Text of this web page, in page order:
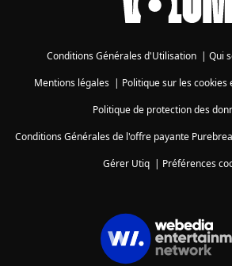
Conditions Générales d'Utilisation | Qui
Mentions légales| Politique sur les
Politique de protection des
Conditions Générales de l'offre payante
Gérer Utiq | Préférences